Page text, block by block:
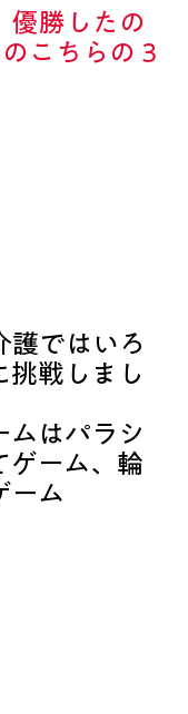
たの
こちらの３
護ではいろ
挑戦しまし
ムはパラシ
ゲーム、輪
ーム